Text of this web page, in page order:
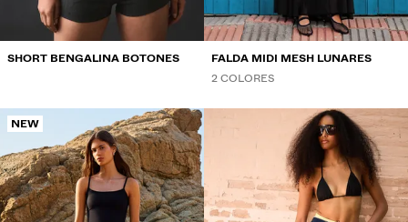
SHORT BENGALINA BOTONES
FALDA MIDI MESH LUNARES
2 COLORES
NEW